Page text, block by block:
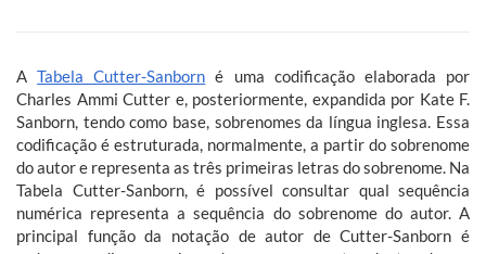
ATabela Cutter-Sanborn é uma codificação elaborada por
Charles Ammi Cutter e, posteriormente, expandida por Kate F.
Sanborn , tendo como base, sobrenomes da língua inglesa. Essa
codificação é estruturada, normalmente, a partir do sobrenome
do autor e representa as três primeiras letras do sobrenome. Na
Tabela Cutter-Sanborn, é possível consultar qual sequência
numérica representa a sequência do sobrenome do autor. A
principal função da notação de autor de Cutter-Sanborn é